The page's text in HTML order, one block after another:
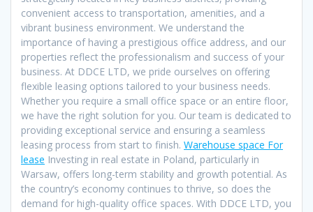
convenient access to transportation, amenities, and a
vibrant business environment. We understand the
importance of having a prestigious office address, and our
properties reflect the professionalism and success of your
business. At DDCE LTD, we pride ourselves on offering
flexible leasing options tailored to your business needs.
Whether you require a small office space or an entire floor,
we have the right solution for you. Our team is dedicated to
providing exceptional service and ensuring a seamless
leasing process from start to finish. Warehouse space For
lease Investing in real estate in Poland, particularly in
Warsaw, offers long-term stability and growth potential. As
the country’s economy continues to thrive, so does the
demand for high-quality office spaces. With DDCE LTD, you